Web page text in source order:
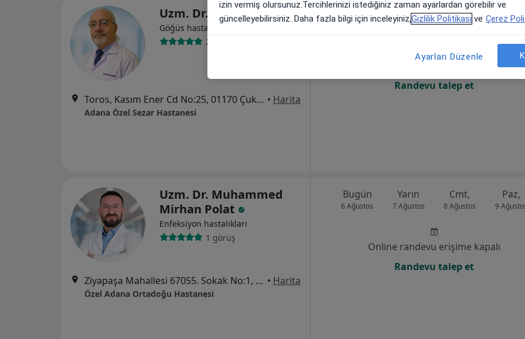
Uzm. Dr. Adem Yılmaz
Göğüs hastalıkları
20 görüş
Toros, Kasım Ener Cd No:25, 01170 Çukurova/Adana, Adana • Harita
Adana Özel Sezar Hastanesi
Bugün
6 Ağustos
Yarın
7 Ağustos
Cmt,
8 Ağustos
Paz,
9
Online randevu erişime kapalı
Randevu talep et
Uzm. Dr. Muhammed
Mirhan Polat
Enfeksiyon hastalıkları
1 görüş
Ziyapaşa Mahallesi 67055. Sokak No:1, Seyhan • Harita
Özel Adana Ortadoğu Hastanesi
Bugün
6 Ağustos
Yarın
7 Ağustos
Cmt,
8 Ağustos
Paz,
9
Online randevu erişime kapalı
Randevu talep et
izin vermiş olursunuz.Tercihlerinizi istediğiniz zaman ayarlardan görebilir ve
güncelleyebilirsiniz. Daha fazla bilgi için inceleyiniz,Gizlilik Politikası ve Çerez
Ayarları Düzenle